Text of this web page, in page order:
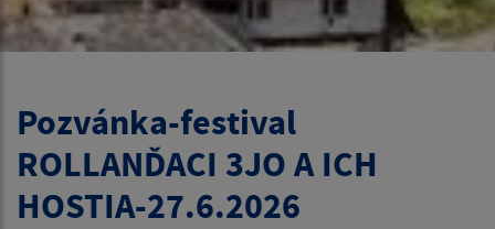
Pozvánka-festival
ROLLANĎACI 3JO A ICH
HOSTIA-27.6.2026